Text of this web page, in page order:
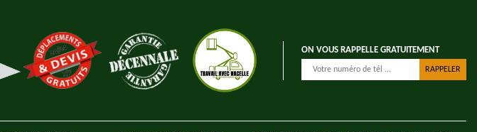
ON VOUS RAPPELLE GRATUITEMENT